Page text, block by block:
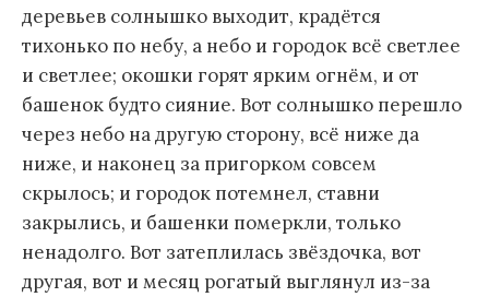
деревьев солнышко выходит, крадётся
тихонько по небу, а небо и городок всё светлее
и светлее; окошки горят ярким огнём, и от
башенок будто сияние. Вот солнышко перешло
через небо на другую сторону, всё ниже да
ниже, и наконец за пригорком совсем
скрылось; и городок потемнел, ставни
закрылись, и башенки померкли, только
ненадолго. Вот затеплилась звёздочка, вот
другая, вот и месяц рогатый выглянул из-за